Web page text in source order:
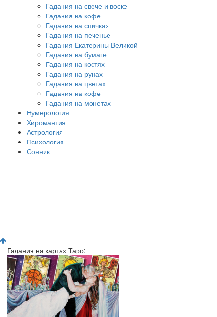
Гадания на свече и воске
Гадания на кофе
Гадания на спичках
Гадания на печенье
Гадания Екатерины Великой
Гадания на бумаге
Гадания на костях
Гадания на рунах
Гадания на цветах
Гадания на кофе
Гадания на монетах
Нумерология
Хиромантия
Астрология
Психология
Сонник
Гадания на картах Таро: